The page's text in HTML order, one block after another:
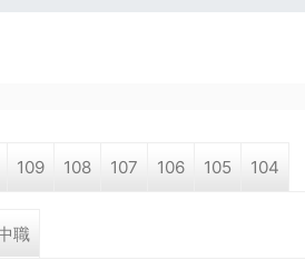
109 108 107 106 105 104
職